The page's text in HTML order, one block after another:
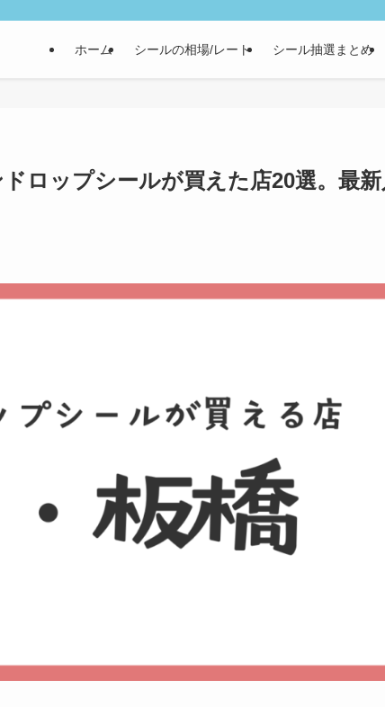
ホーム シールの相場/レート シール抽選まとめ
ドロップシールが買えた店20選。最